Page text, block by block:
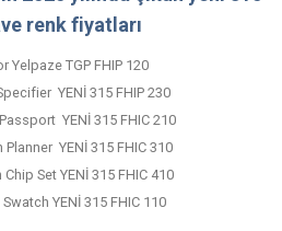
renk fiyatları
Yelpaze TGP FHIP 120
YENİ 315 FHIP 230
YENİ 315 FHIC 210
YENİ 315 FHIC 310
Set YENİ 315 FHIC 410
YENİ 315 FHIC 110